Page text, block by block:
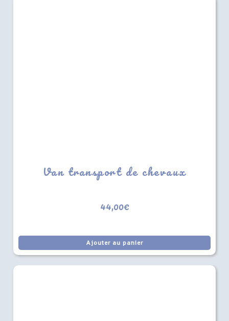
Van transport de chevaux
44,00€
Ajouter au panier